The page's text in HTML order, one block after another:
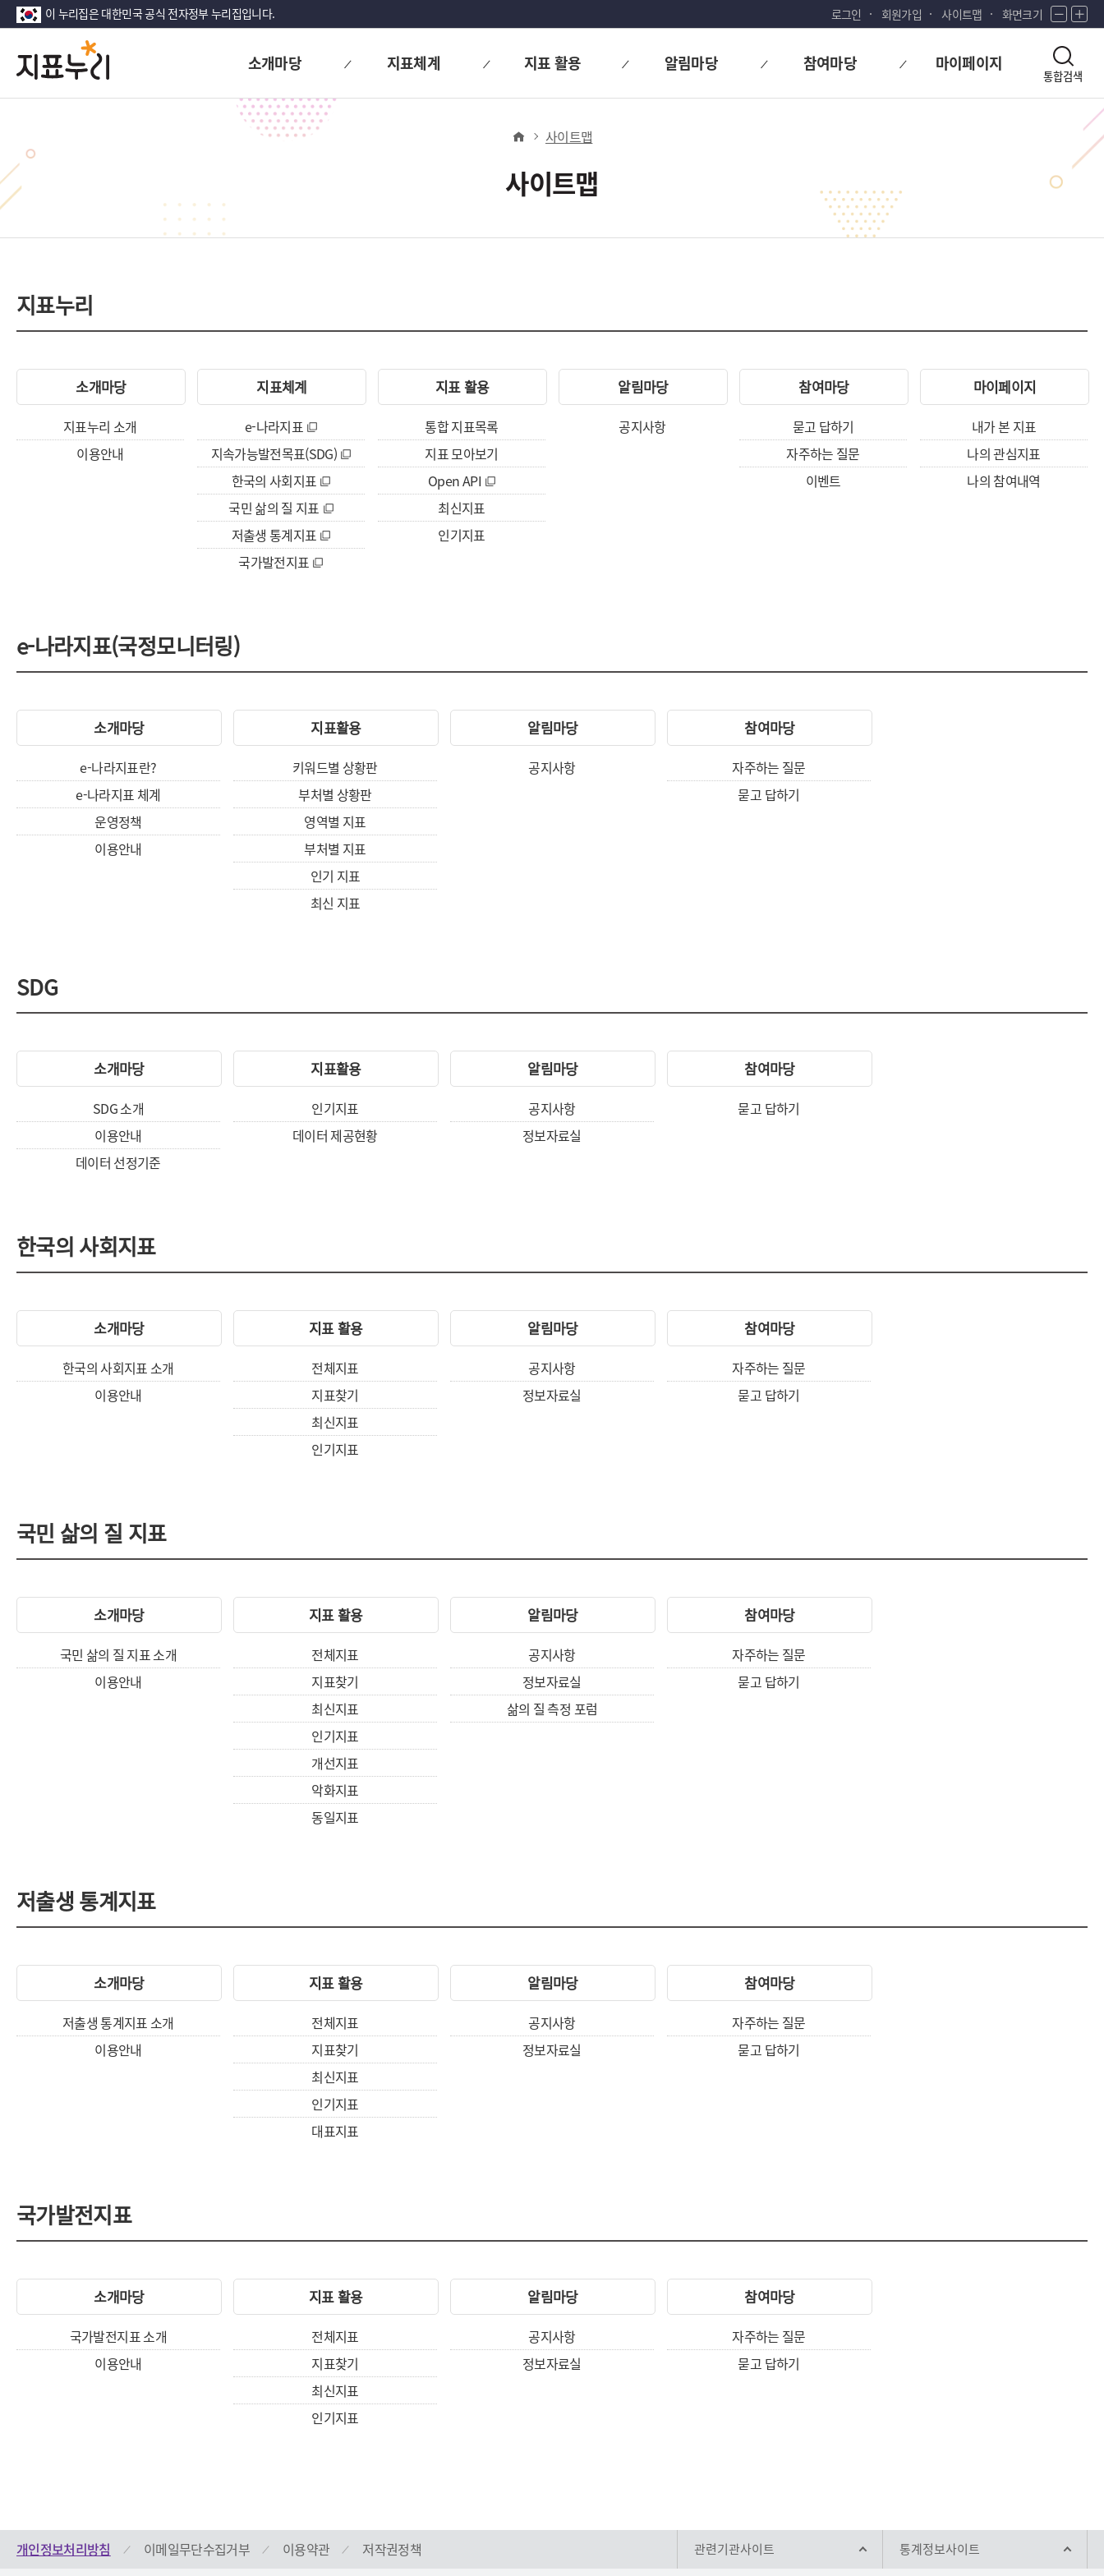
이 누리집은 대한민국 공식 전자정부 누리집입니다. 로그인 회원가입 사이트맵 화면크기
화
축
소
화
대
지
표
리
민
소개마당 지표체계 지표 활용 알림마당 참여마당 마이페이지
통합검색
사이트맵
사이트맵
지표누리
소개마당
지표누리 소개
이용안내
지표체계
e-나라지표
지속가능발전목표(SDG)
한국의 사회지표
국민 삶의 질 지표
저출생 통계지표
국가발전지표
지표 활용
통합 지표목록
지표 모아보기
Open API
최신지표
인기지표
알림마당
공지사항
참여마당
묻고 답하기
자주하는 질문
이벤트
마이페이지
내가 본 지표
나의 관심지표
나의 참여내역
e-나라지표(국정모니터링)
소개마당
e-나라지표란?
e-나라지표 체계
운영정책
이용안내
지표활용
키워드별 상황판
부처별 상황판
영역별 지표
부처별 지표
인기 지표
최신 지표
알림마당
공지사항
참여마당
자주하는 질문
묻고 답하기
SDG
소개마당
SDG 소개
이용안내
데이터 선정기준
지표활용
인기지표
데이터 제공현황
알림마당
공지사항
정보자료실
참여마당
묻고 답하기
한국의 사회지표
소개마당
한국의 사회지표 소개
이용안내
지표 활용
전체지표
지표찾기
최신지표
인기지표
알림마당
공지사항
정보자료실
참여마당
자주하는 질문
묻고 답하기
국민 삶의 질 지표
소개마당
국민 삶의 질 지표 소개
이용안내
지표 활용
전체지표
지표찾기
최신지표
인기지표
개선지표
악화지표
동일지표
알림마당
공지사항
정보자료실
삶의 질 측정 포럼
참여마당
자주하는 질문
묻고 답하기
저출생 통계지표
소개마당
저출생 통계지표 소개
이용안내
지표 활용
전체지표
지표찾기
최신지표
인기지표
대표지표
알림마당
공지사항
정보자료실
참여마당
자주하는 질문
묻고 답하기
국가발전지표
소개마당
국가발전지표 소개
이용안내
지표 활용
전체지표
지표찾기
최신지표
인기지표
알림마당
공지사항
정보자료실
참여마당
자주하는 질문
묻고 답하기
개인정보처리방침 이메일무단수집거부 이용약관 저작권정책 관련기관사이트 통계정보사이트